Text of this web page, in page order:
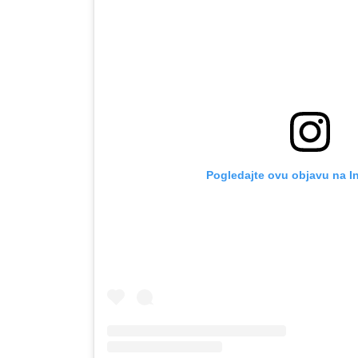
Pogledajte ovu objavu na